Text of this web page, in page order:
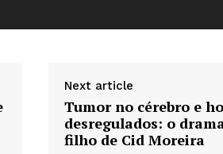
Contato
Termos de
Next article
Tumor no cérebro e
desregulados: o
filho de Cid Moreira